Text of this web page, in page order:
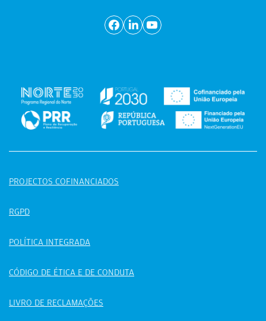
PROJECTOS COFINANCIADOS
RGPD
POLÍTICA INTEGRADA
CÓDIGO DE ÉTICA E DE CONDUTA
LIVRO DE RECLAMAÇÕES